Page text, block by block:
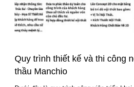
Quy trình thiết kế và thi công
thầu Manchio